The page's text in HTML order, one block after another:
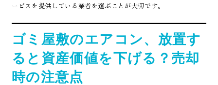
ービスを提供している業者を選ぶことが大切です。
ゴミ屋敷のエアコン、放置す
ると資産価値を下げる？売却
時の注意点